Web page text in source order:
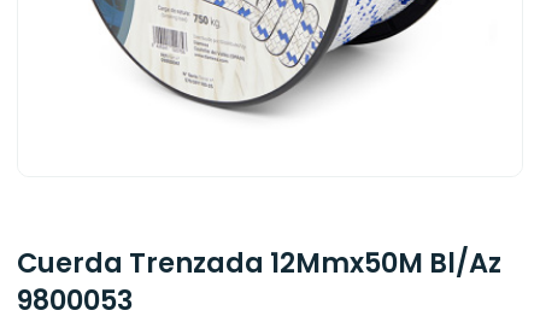
Cuerda Trenzada 12Mmx50M Bl/Az
9800053